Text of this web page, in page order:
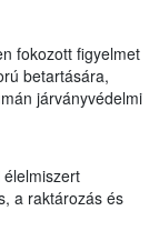
fokozott figyelmet
betartására,
járványvédelmi
a raktározás és